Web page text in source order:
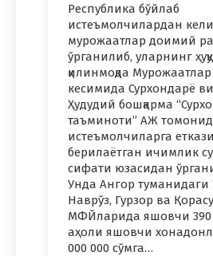
Республика бўйлаб
истеъмолчилардан
мурожаатлар доимий
ўрганилиб, уларнинг
қилинмоқда
кесимида Сурхондарё
Ҳудудий бошқарма
таъминоти” АЖ
истеъмолчиларга
берилаётган ичимлик
сифати юзасидан
Унда Ангор туманидаги
Наврўз, Гурзор ва
МФЙларида яшовчи 390
аҳоли яшовчи
000 000 сўмга…